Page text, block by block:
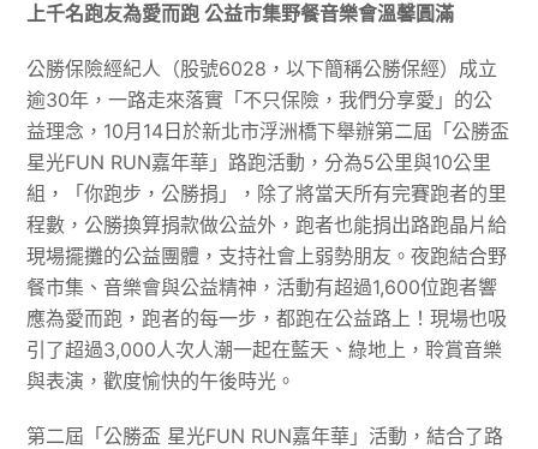
上千名跑友為愛而跑 公益市集野餐音樂會溫馨圓滿
公勝保險經紀人（股號6028，以下簡稱公勝保經）成立
逾30年，一路走來落實「不只保險，我們分享愛」的公
益理念，10月14日於新北市浮洲橋下舉辦第二屆「公勝盃
星光FUN RUN嘉年華」路跑活動，分為5公里與10公里
組，「你跑步，公勝捐」，除了將當天所有完賽跑者的里
程數，公勝換算捐款做公益外，跑者也能捐出路跑晶片給
現場擺攤的公益團體，支持社會上弱勢朋友。夜跑結合野
餐市集、音樂會與公益精神，活動有超過1,600位跑者響
應為愛而跑，跑者的每一步，都跑在公益路上！現場也吸
引了超過3,000人次人潮一起在藍天、綠地上，聆賞音樂
與表演，歡度愉快的午後時光。
第二屆「公勝盃 星光FUN RUN嘉年華」活動，結合了路